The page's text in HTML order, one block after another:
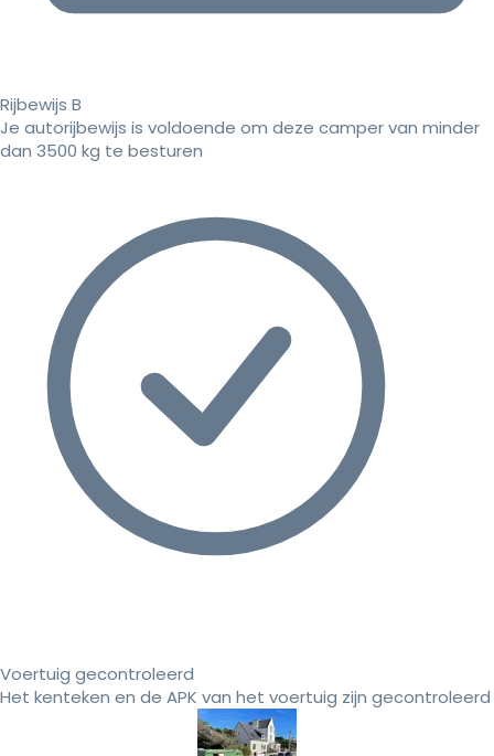
Rijbewijs B
Je autorijbewijs is voldoende om deze camper van minder
dan 3500 kg te besturen
Voertuig gecontroleerd
Het kenteken en de APK van het voertuig zijn gecontroleerd